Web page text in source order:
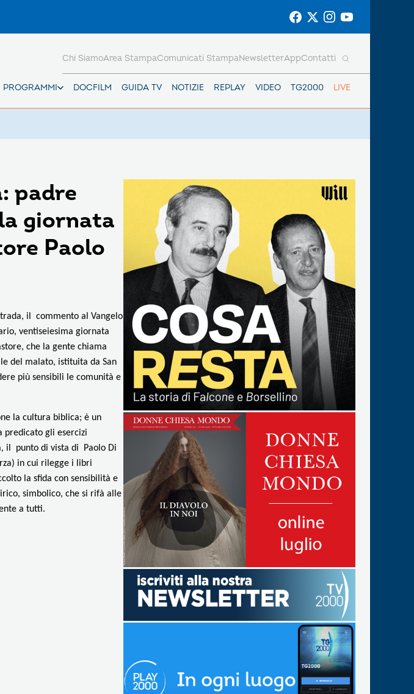
PROGRAMMI DOCFILM GUIDA TV NOTIZIE REPLAY VIDEO TG2000 LIVE
Chi SiamoArea StampaComunicati StampaNewsletterAppContatti
padre
giornata
Paolo
il commento al Vangelo
ventiseiesima giornata
che la gente chiama
del malato, istituita da San
più sensibili le comunità e
la cultura biblica; è un
predicato gli esercizi
il punto di vista di Paolo Di
in cui rilegge i libri
la sfida con sensibilità e
simbolico, che si rifà alle
a tutti.